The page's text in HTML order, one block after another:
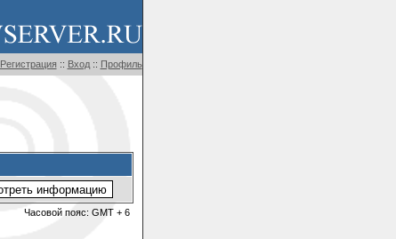
Регистрация :: Вход:: Профиль
Часовой пояс: GMT + 6